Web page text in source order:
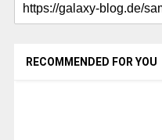
RECOMMENDED FOR YOU